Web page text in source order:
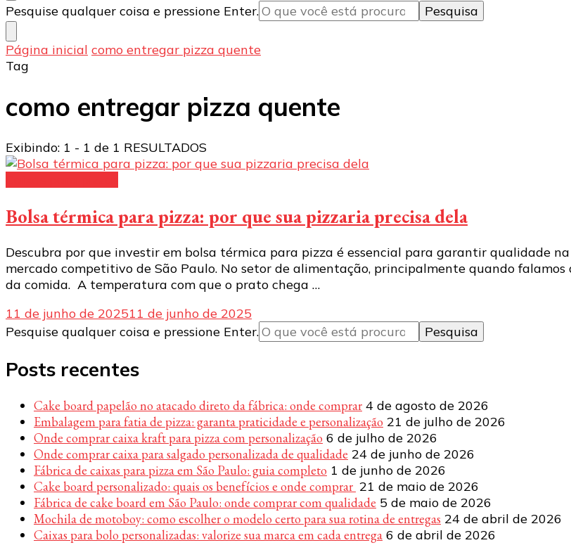
Procurando
algo?
Pesquise qualquer coisa e pressione Enter.
Página inicial como entregar pizza quente
Tag
como entregar pizza quente
Exibindo: 1 - 1 de 1 RESULTADOS
Bolsa térmica para pizza: por que sua pizzaria precisa dela
Descubra por que investir em bolsa térmica para pizza é essencial para garantir qualidade
mercado competitivo de São Paulo. No setor de alimentação, principalmente quando
da comida. A temperatura com que o prato chega …
11 de junho de 202511 de junho de 2025
Procurando
Pesquise qualquer coisa e pressione Enter.
Posts recentes
Cake board papelão no atacado direto da fábrica: onde comprar 4 de agosto de 2026
Embalagem para fatia de pizza: garanta praticidade e personalização 21 de julho de 2026
Onde comprar caixa kraft para pizza com personalização 6 de julho de 2026
Onde comprar caixa para salgado personalizada de qualidade 24 de junho de 2026
Fábrica de caixas para pizza em São Paulo: guia completo 1 de junho de 2026
Cake board personalizado: quais os benefícios e onde comprar 21 de maio de 2026
Fábrica de cake board em São Paulo: onde comprar com qualidade 5 de maio de 2026
Mochila de motoboy: como escolher o modelo certo para sua rotina de entregas 24 de abril de 2026
Caixas para bolo personalizadas: valorize sua marca em cada entrega 6 de abril de 2026